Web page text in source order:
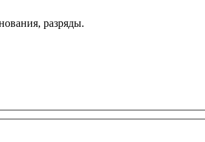
разряды.